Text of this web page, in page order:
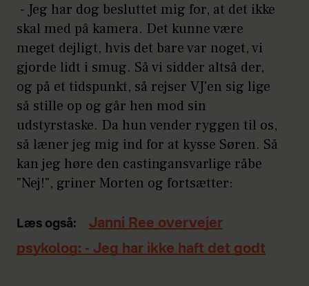
- Jeg har dog besluttet mig for, at det ikke
skal med på kamera. Det kunne være
meget dejligt, hvis det bare var noget, vi
gjorde lidt i smug. Så vi sidder altså der,
og på et tidspunkt, så rejser VJ'en sig lige
så stille op og går hen mod sin
udstyrstaske. Da hun vender ryggen til os,
så læner jeg mig ind for at kysse Søren. Så
kan jeg høre den castingansvarlige råbe
"Nej!", griner Morten og fortsætter:
Læs også:
Janni Ree overvejer
psykolog: - Jeg har ikke haft det godt